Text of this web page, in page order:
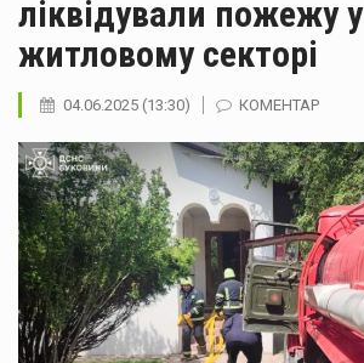
ліквідували пожежу у
житловому секторі
04.06.2025 (13:30) КОМЕНТАР